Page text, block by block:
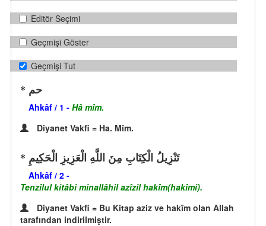
Editör Seçimi
Geçmişi Göster
Geçmişi Tut
حم
Ahkâf / 1 - Hâ mîm.
Diyanet Vakfi = Ha. Mîm.
تَنْزِيلُ الْكِتَابِ مِنَ اللَّهِ الْعَزِيزِ الْحَكِيمِ
Ahkâf / 2 -
Tenzîlul kitâbi minallâhil azîzil hakîm(hakîmi).
Diyanet Vakfi = Bu Kitap aziz ve hakîm olan Allah
tarafından indirilmiştir.